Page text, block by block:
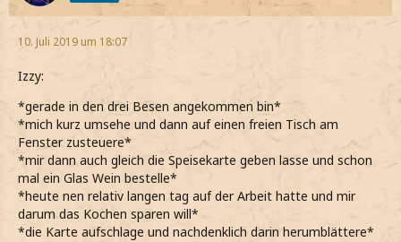
10. Juli 2019 um 18:07
Izzy:
*gerade in den drei Besen angekommen bin*
*mich kurz umsehe und dann auf einen freien Tisch am
Fenster zusteuere*
*mir dann auch gleich die Speisekarte geben lasse und schon
mal ein Glas Wein bestelle*
*heute nen relativ langen tag auf der Arbeit hatte und mir
darum das Kochen sparen will*
*die Karte aufschlage und nachdenklich darin herumblättere*